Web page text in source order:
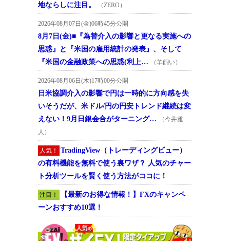
地ならしに注目。
（ZERO）
2026年08月07日(金)06時45分公開
8月7日(金)■『為替介入の影響と更なる実施への
思惑』と『米国の雇用統計の発表』、そして
『米国の金融政策への思惑(利上…
（羊飼い）
2026年08月06日(木)17時00分公開
日米協調介入の影響で円は一時的に方向感を失
いそうだが、米ドル/円の円安トレンド継続は変
えない！9月日銀会合がターニング…
（今井雅
人）
人気！
TradingView（トレーディングビュー）
の有料機能を無料で使う裏ワザ？ 人気のチャー
ト分析ツールを賢く使う方法がココに！
注目！
【最新のお得な情報！】FXのキャンペ
ーンおすすめ10選！